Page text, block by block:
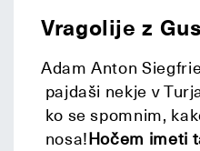
Vragolije z
Adam Anton
pajdaši nekje v
ko se spomnim,
nosa!Hočem imeti